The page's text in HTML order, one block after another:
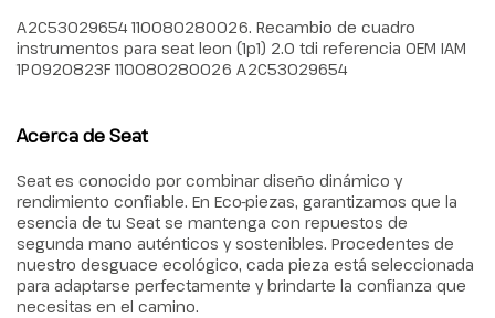
A2C53029654 110080280026. Recambio de cuadro
instrumentos para seat leon (1p1) 2.0 tdi referencia OEM IAM
1P0920823F 110080280026 A2C53029654
Acerca de Seat
Seat es conocido por combinar diseño dinámico y
rendimiento confiable. En Eco-piezas, garantizamos que la
esencia de tu Seat se mantenga con repuestos de
segunda mano auténticos y sostenibles. Procedentes de
nuestro desguace ecológico, cada pieza está seleccionada
para adaptarse perfectamente y brindarte la confianza que
necesitas en el camino.